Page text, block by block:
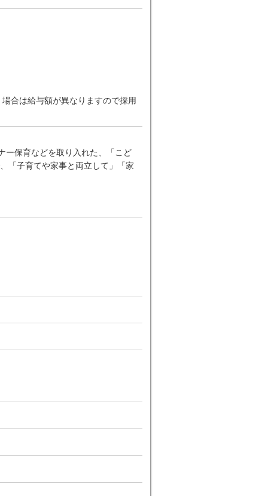
合は給与額が異なりますので採用
ー保育などを取り入れた、「こど
「子育てや家事と両立して」「家